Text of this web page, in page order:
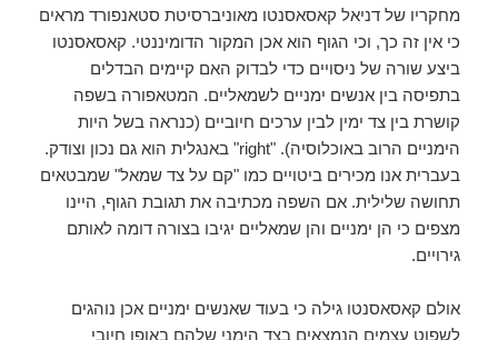
מחקריו של דניאל קאסאסנטו מאוניברסיטת סטאנפורד מראים
כי אין זה כך, וכי הגוף הוא אכן המקור הדומיננטי. קאסאסנטו
ביצע שורה של ניסויים כדי לבדוק האם קיימים הבדלים
בתפיסה בין אנשים ימניים לשמאליים. המטאפורה בשפה
קושרת בין צד ימין לבין ערכים חיוביים (כנראה בשל היות
הימניים הרוב באוכלוסיה). "right" באנגלית הוא גם נכון וצודק.
בעברית אנו מכירים ביטויים כמו "קם על צד שמאל" שמבטאים
תחושה שלילית. אם השפה מכתיבה את תגובת הגוף, היינו
מצפים כי הן ימניים והן שמאליים יגיבו בצורה דומה לאותם
גירויים.
אולם קאסאסנטו גילה כי בעוד שאנשים ימניים אכן נוהגים
לשפוט עצמים הנמצאים בצד הימני שלהם באופן חיובי